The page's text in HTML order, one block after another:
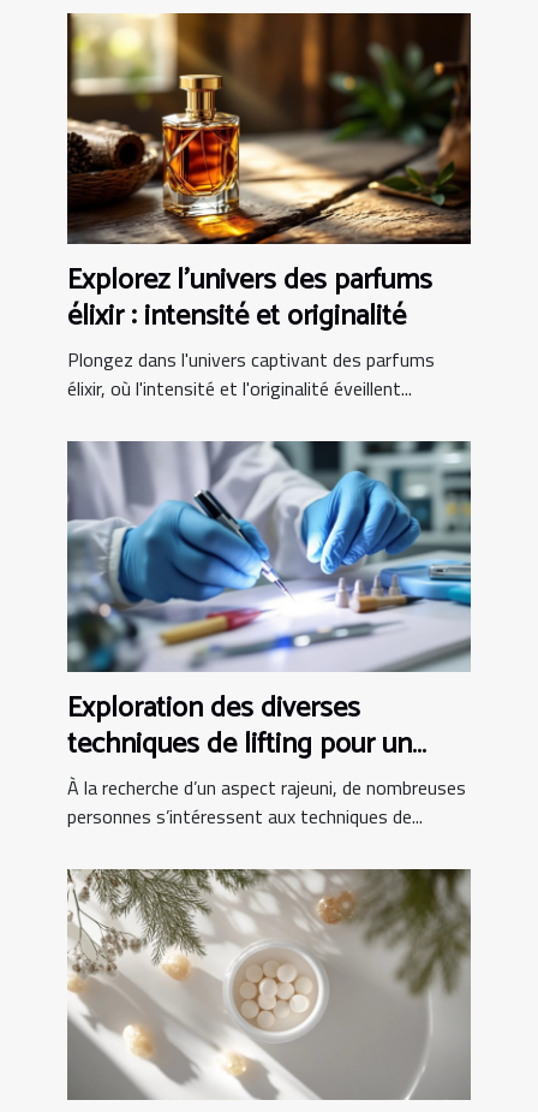
Explorez l'univers des parfums
élixir : intensité et originalité
Plongez dans l'univers captivant des parfums
élixir, où l'intensité et l'originalité éveillent...
Exploration des diverses
techniques de lifting pour un
aspect rajeuni
À la recherche d’un aspect rajeuni, de nombreuses
personnes s’intéressent aux techniques de...